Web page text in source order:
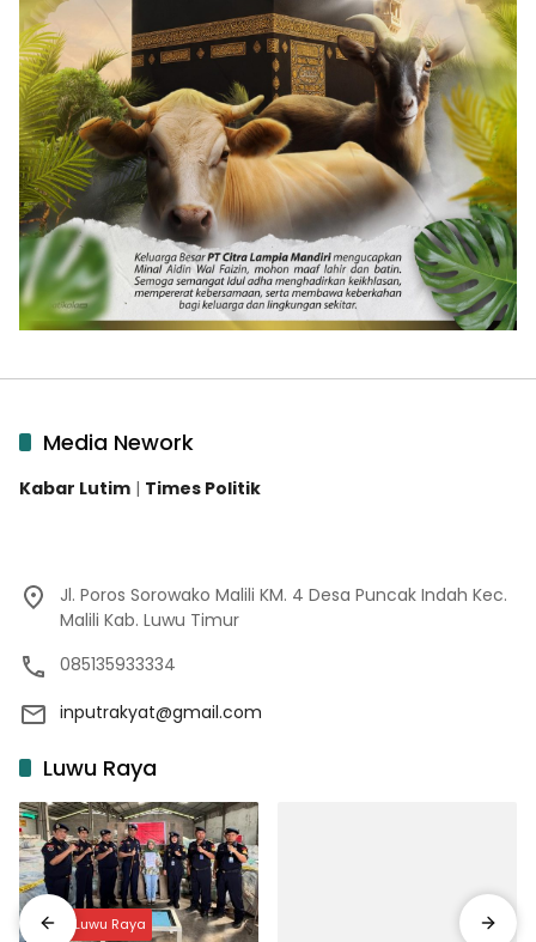
Media Nework
Kabar Lutim | Times Politik
Jl. Poros Sorowako Malili KM. 4 Desa Puncak Indah Kec.
Malili Kab. Luwu Timur
085135933334
inputrakyat@gmail.com
Luwu Raya
Input Luwu Raya